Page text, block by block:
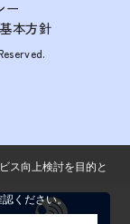
ー
本方針
ス向上検討を目的と
ください。